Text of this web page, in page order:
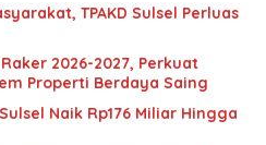
TPAKD Sulsel Perluas
2026-2027, Perkuat
Properti Berdaya Saing
Naik Rp176 Miliar Hingga